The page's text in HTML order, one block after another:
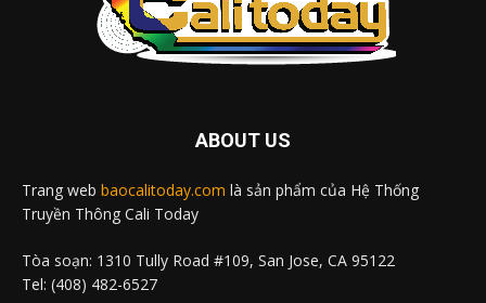
ABOUT US
Trang web baocalitoday.com là sản phẩm của Hệ Thống
Truyền Thông Cali Today
Tòa soạn: 1310 Tully Road #109, San Jose, CA 95122
Tel: (408) 482-6527